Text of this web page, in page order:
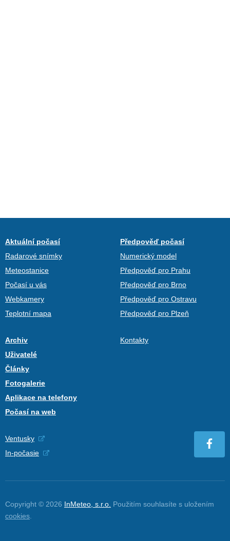
Aktuální počasí
Radarové snímky
Meteostanice
Počasí u vás
Webkamery
Teplotní mapa
Předpověď počasí
Numerický model
Předpověď pro Prahu
Předpověď pro Brno
Předpověď pro Ostravu
Předpověď pro Plzeň
Archiv
Uživatelé
Články
Fotogalerie
Aplikace na telefony
Počasí na web
Kontakty
Ventusky
In-počasie
Copyright © 2026 InMeteo, s.r.o. Použitím souhlasíte s uložením
cookies